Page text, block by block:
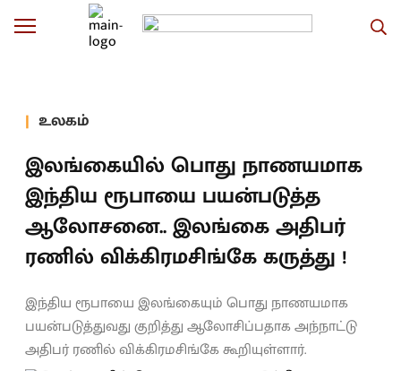
உலகம்
இலங்கையில் பொது நாணயமாக
இந்திய ரூபாயை பயன்படுத்த
ஆலோசனை.. இலங்கை அதிபர்
ரணில் விக்கிரமசிங்கே கருத்து !
இந்திய ரூபாயை இலங்கையும் பொது நாணயமாக
பயன்படுத்துவது குறித்து ஆலோசிப்பதாக அந்நாட்டு
அதிபர் ரணில் விக்கிரமசிங்கே கூறியுள்ளார்.